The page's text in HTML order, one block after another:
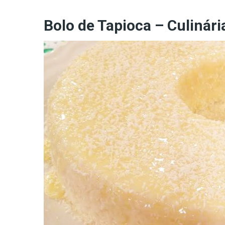
Bolo de Tapioca –